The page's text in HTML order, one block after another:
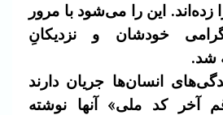
این را می‌شود با مرور
خودشان و نزدیکانِ
شد.
انسان‌ها جریان دارند
کد ملی» آنها نوشته